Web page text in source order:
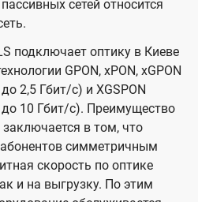
сетей относится
подключает оптику в Киеве
GPON, xPON, xGPON
2,5 Гбит/с) и XGSPON
до 10 Гбит/с). Преимущество
в том, что
симметричным
скорость по оптике
и на выгрузку. По этим